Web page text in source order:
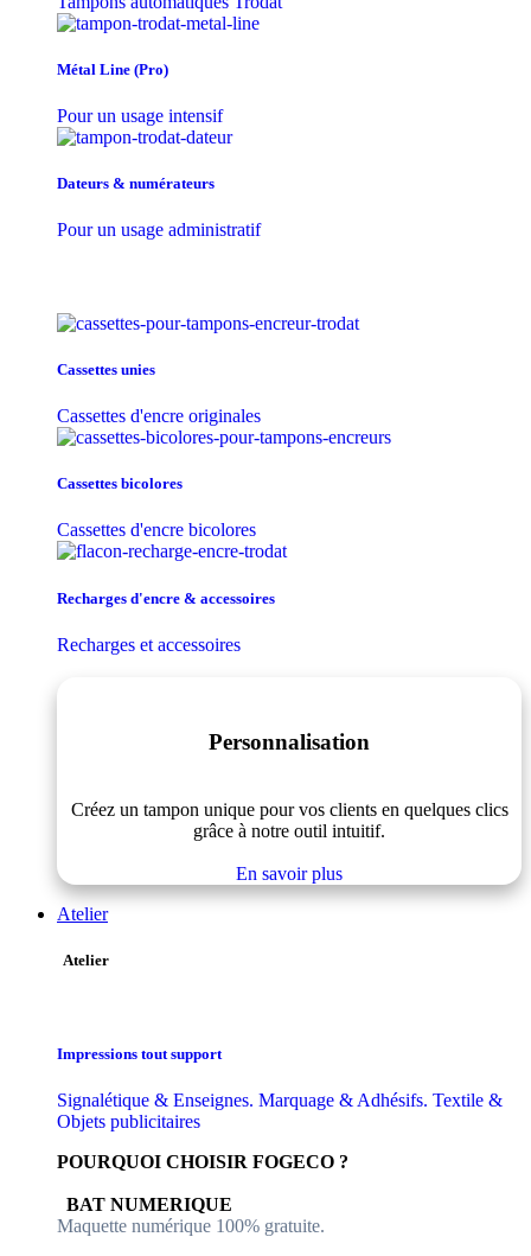
Métal Line (Pro)
Pour un usage intensif
Dateurs & numérateurs
Pour un usage administratif
Cassettes unies
Cassettes d'encre originales
Cassettes bicolores
Cassettes d'encre bicolores
Recharges d'encre & accessoires
Recharges et accessoires
Personnalisation
Créez un tampon unique pour vos clients en quelques clics
grâce à notre outil intuitif.
En savoir plus
Atelier
Atelier
Impressions tout support
Signalétique & Enseignes. Marquage & Adhésifs. Textile &
Objets publicitaires
POURQUOI CHOISIR FOGECO ?
​​ BAT NUMERIQUE
Maquette numérique 100% ​gratuite.